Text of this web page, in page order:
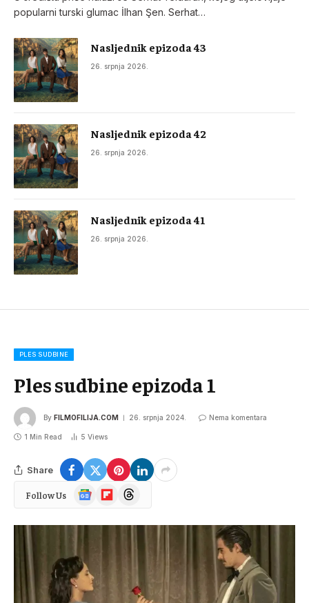
popularni turski glumac İlhan Şen. Serhat…
Nasljednik epizoda 43
26. srpnja 2026.
Nasljednik epizoda 42
26. srpnja 2026.
Nasljednik epizoda 41
26. srpnja 2026.
PLES SUDBINE
Ples sudbine epizoda 1
By FILMOFILIJA.COM 26. srpnja 2024. Nema komentara
1 Min Read 5 Views
Share
Follow Us
Google
News
FlipboardThreads